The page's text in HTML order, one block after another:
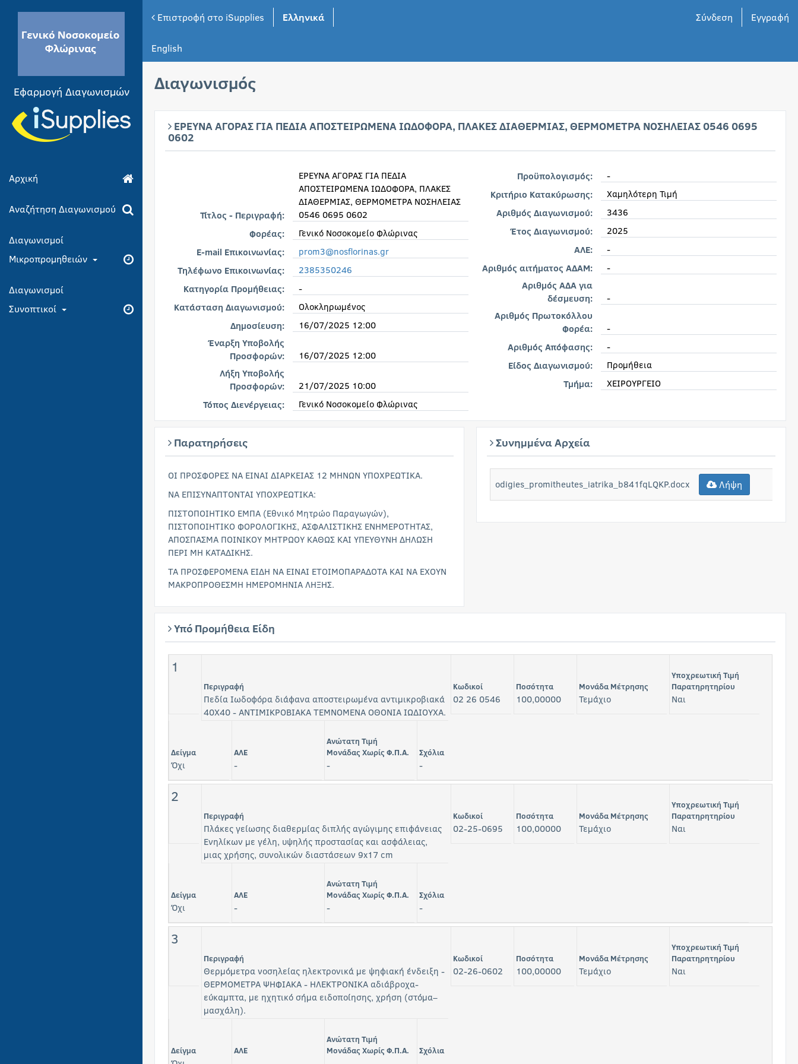
Εφαρμογή Διαγωνισμών
Αρχική
Αναζήτηση Διαγωνισμού
Διαγωνισμοί
Μικροπρομηθειών
Διαγωνισμοί
Συνοπτικοί
Επιστροφή στο iSupplies Ελληνικά
English
Εγγραφή
Σύνδεση
Διαγωνισμός
ΕΡΕΥΝΑ ΑΓΟΡΑΣ ΓΙΑ ΠΕΔΙΑ ΑΠΟΣΤΕΙΡΩΜΕΝΑ ΙΩΔΟΦΟΡΑ, ΠΛΑΚΕΣ ΔΙΑΘΕΡΜΙΑΣ, ΘΕΡΜΟΜΕΤΡΑ ΝΟΣΗΛΕΙΑΣ 0546 0695
0602
Τίτλος - Περιγραφή:
ΕΡΕΥΝΑ ΑΓΟΡΑΣ ΓΙΑ ΠΕΔΙΑ
ΑΠΟΣΤΕΙΡΩΜΕΝΑ ΙΩΔΟΦΟΡΑ, ΠΛΑΚΕΣ
ΔΙΑΘΕΡΜΙΑΣ, ΘΕΡΜΟΜΕΤΡΑ ΝΟΣΗΛΕΙΑΣ
0546 0695 0602
Φορέας:
Γενικό Νοσοκομείο Φλώρινας
E-mail Επικοινωνίας:
prom3@nosflorinas.gr
Τηλέφωνο Επικοινωνίας:
2385350246
Κατηγορία Προμήθειας:
-
Κατάσταση Διαγωνισμού:
Ολοκληρωμένος
Δημοσίευση:
16/07/2025 12:00
Έναρξη Υποβολής
Προσφορών:
16/07/2025 12:00
Λήξη Υποβολής
Προσφορών:
21/07/2025 10:00
Τόπος Διενέργειας:
Γενικό Νοσοκομείο Φλώρινας
Προϋπολογισμός:
-
Κριτήριο Κατακύρωσης:
Χαμηλότερη Τιμή
Αριθμός Διαγωνισμού:
3436
Έτος Διαγωνισμού:
2025
ΑΛΕ:
-
Αριθμός αιτήματος ΑΔΑΜ:
-
Αριθμός ΑΔΑ για
δέσμευση:
-
Αριθμός Πρωτοκόλλου
Φορέα:
-
Αριθμός Απόφασης:
-
Είδος Διαγωνισμού:
Προμήθεια
Τμήμα:
ΧΕΙΡΟΥΡΓΕΙΟ
Παρατηρήσεις
ΟΙ ΠΡΟΣΦΟΡΕΣ ΝΑ ΕΙΝΑΙ ΔΙΑΡΚΕΙΑΣ 12 ΜΗΝΩΝ ΥΠΟΧΡΕΩΤΙΚΑ.
ΝΑ ΕΠΙΣΥΝΑΠΤΟΝΤΑΙ ΥΠΟΧΡΕΩΤΙΚΑ:
ΠΙΣΤΟΠΟΙΗΤΙΚΟ ΕΜΠΑ (Εθνικό Μητρώο Παραγωγών),
ΠΙΣΤΟΠΟΙΗΤΙΚΟ ΦΟΡΟΛΟΓΙΚΗΣ, ΑΣΦΑΛΙΣΤΙΚΗΣ ΕΝΗΜΕΡΟΤΗΤΑΣ,
ΑΠΟΣΠΑΣΜΑ ΠΟΙΝΙΚΟΥ ΜΗΤΡΩΟΥ ΚΑΘΩΣ ΚΑΙ ΥΠΕΥΘΥΝΗ ΔΗΛΩΣΗ
ΠΕΡΙ ΜΗ ΚΑΤΑΔΙΚΗΣ.
ΤΑ ΠΡΟΣΦΕΡΟΜΕΝΑ ΕΙΔΗ ΝΑ ΕΙΝΑΙ ΕΤΟΙΜΟΠΑΡΑΔΟΤΑ ΚΑΙ ΝΑ ΕΧΟΥΝ
ΜΑΚΡΟΠΡΟΘΕΣΜΗ ΗΜΕΡΟΜΗΝΙΑ ΛΗΞΗΣ.
Συνημμένα Αρχεία
odigies_promitheutes_iatrika_b841fqLQKP.docx Λήψη
Υπό Προμήθεια Είδη
1
Περιγραφή
Πεδία Ιωδοφόρα διάφανα αποστειρωμένα αντιμικροβιακά
40Χ40 - ANTIMIKΡOBIAKA TEMNOMENA ΟΘΟΝΙΑ ΙΩΔΙΟΥΧΑ.
Κωδικοί
02 26 0546
Ποσότητα
100,00000
Μονάδα Μέτρησης
Τεμάχιο
Υποχρεωτική Τιμή
Παρατηρητηρίου
Ναι
Δείγμα
Όχι
ΑΛΕ
-
Ανώτατη Τιμή
Μονάδας Χωρίς Φ.Π.Α.
-
Σχόλια
-
2
Περιγραφή
Πλάκες γείωσης διαθερμίας διπλής αγώγιμης επιφάνειας
Ενηλίκων με γέλη, υψηλής προστασίας και ασφάλειας,
μιας χρήσης, συνολικών διαστάσεων 9x17 cm
Κωδικοί
02-25-0695
Ποσότητα
100,00000
Μονάδα Μέτρησης
Τεμάχιο
Υποχρεωτική Τιμή
Παρατηρητηρίου
Ναι
Δείγμα
Όχι
ΑΛΕ
-
Ανώτατη Τιμή
Μονάδας Χωρίς Φ.Π.Α.
-
Σχόλια
-
3
Περιγραφή
Θερμόμετρα νοσηλείας ηλεκτρονικά με ψηφιακή ένδειξη -
ΘΕΡΜΟΜΕΤΡΑ ΨΗΦΙΑΚΑ - ΗΛΕΚΤΡΟΝΙΚΑ αδιάβροχα-
εύκαμπτα, με ηχητικό σήμα ειδοποίησης, χρήση (στόμα–
μασχάλη).
Κωδικοί
02-26-0602
Ποσότητα
100,00000
Μονάδα Μέτρησης
Τεμάχιο
Υποχρεωτική Τιμή
Παρατηρητηρίου
Ναι
Δείγμα ΑΛΕ
Ανώτατη Τιμή
Μονάδας Χωρίς Φ.Π.Α.
Σχόλια